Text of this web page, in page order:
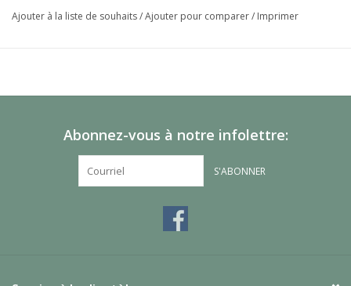
Ajouter à la liste de souhaits/Ajouter pour comparer/ Imprimer
Abonnez-vous à notre infolettre:
S'ABONNER